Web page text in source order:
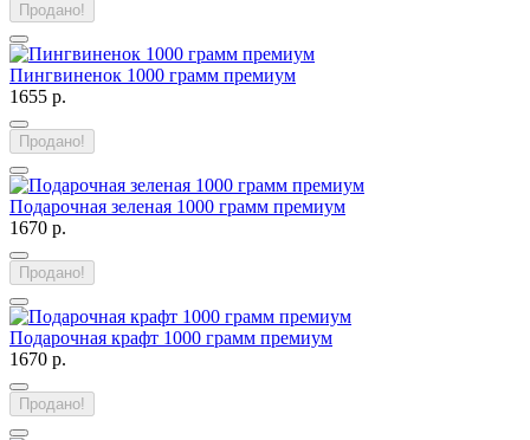
Продано!
Пингвиненок 1000 грамм премиум
1655 р.
Продано!
Подарочная зеленая 1000 грамм премиум
1670 р.
Продано!
Подарочная крафт 1000 грамм премиум
1670 р.
Продано!